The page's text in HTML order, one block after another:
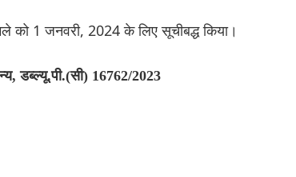
को 1 जनवरी, 2024 के लिए सूचीबद्ध किया।
डब्ल्यू.पी.(सी) 16762/2023